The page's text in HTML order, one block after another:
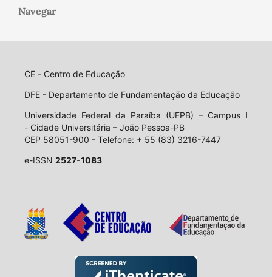
Navegar
CE - Centro de Educação
DFE - Departamento de Fundamentação da Educação
Universidade Federal da Paraíba (UFPB) – Campus I
- Cidade Universitária – João Pessoa-PB
CEP 58051-900 - Telefone: + 55 (83) 3216-7447
e-ISSN 2527-1083